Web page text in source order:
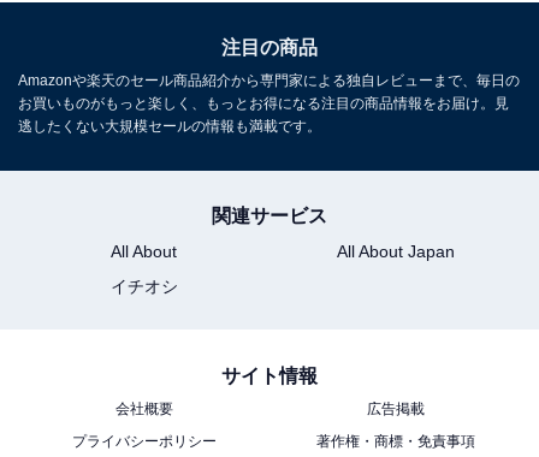
送迎あり（約10分、要事前連絡）／伊勢自動車道「伊勢
I.C.」より伊勢・二見・鳥羽ライン「二見JCT」経由、国
道42号線で約5〜10分
料金
大人1名（参考価格）：5万3900円
※料金は公式Webサイト参考価格
※プラン・部屋により価格は変動します
チェックイン：15:00～
チェックアウト：11:00
注目の商品
Amazonや楽天のセール商品紹介から専門家による独自レビューまで、毎日の
お買いものがもっと楽しく、もっとお得になる注目の商品情報をお届け。見
逃したくない大規模セールの情報も満載です。
関連サービス
All About
All About Japan
イチオシ
サイト情報
会社概要
広告掲載
プライバシーポリシー
著作権・商標・免責事項